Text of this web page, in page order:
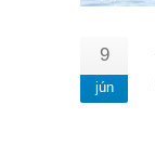
9
jún